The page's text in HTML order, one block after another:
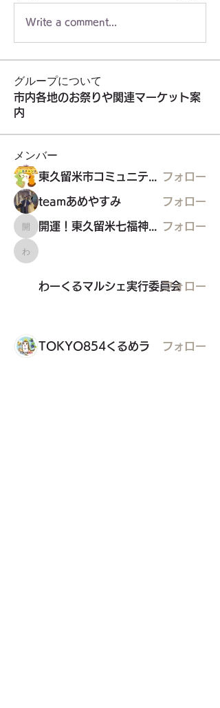
Write a comment...
グループについて
市内各地のお祭りや関連マーケット案
内
メンバー
フォロー
teamあめやすみ フォロー
開運！東久留米七福神めぐり
フォロー
わーくるマルシェ実行委員会
わーくるマルシェ実行委員会フォロー
TOKYO854くるめラ
フォロー